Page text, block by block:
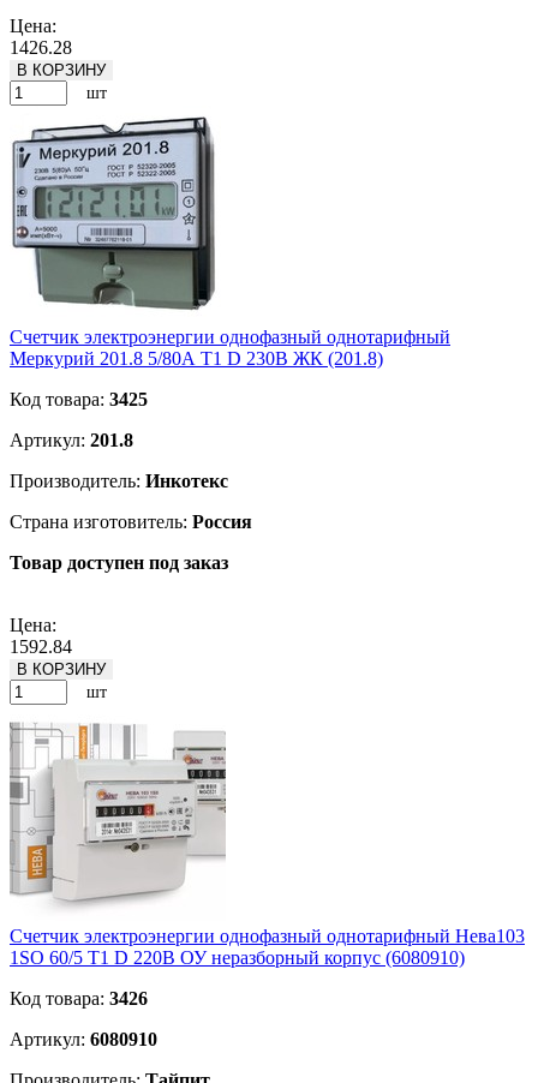
Цена:
1426.28
В КОРЗИНУ
шт
Счетчик электроэнергии однофазный однотарифный
Меркурий 201.8 5/80А Т1 D 230В ЖК (201.8)
Код товара: 3425
Артикул: 201.8
Производитель: Инкотекс
Страна изготовитель: Россия
Товар доступен под заказ
Цена:
1592.84
В КОРЗИНУ
шт
Счетчик электроэнергии однофазный однотарифный Нева103
1SO 60/5 Т1 D 220В ОУ неразборный корпус (6080910)
Код товара: 3426
Артикул: 6080910